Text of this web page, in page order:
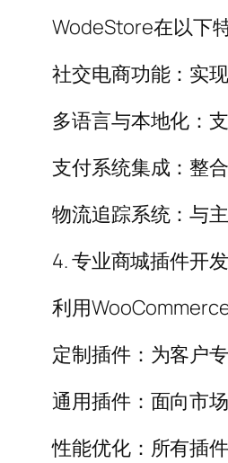
WodeStore在以下
社交电商功能：实
多语言与本地化：
支付系统集成：整
物流追踪系统：与
4. 专业商城插件开发
利用
定制插件：为客户
通用插件：面向市
性能优化：所有插